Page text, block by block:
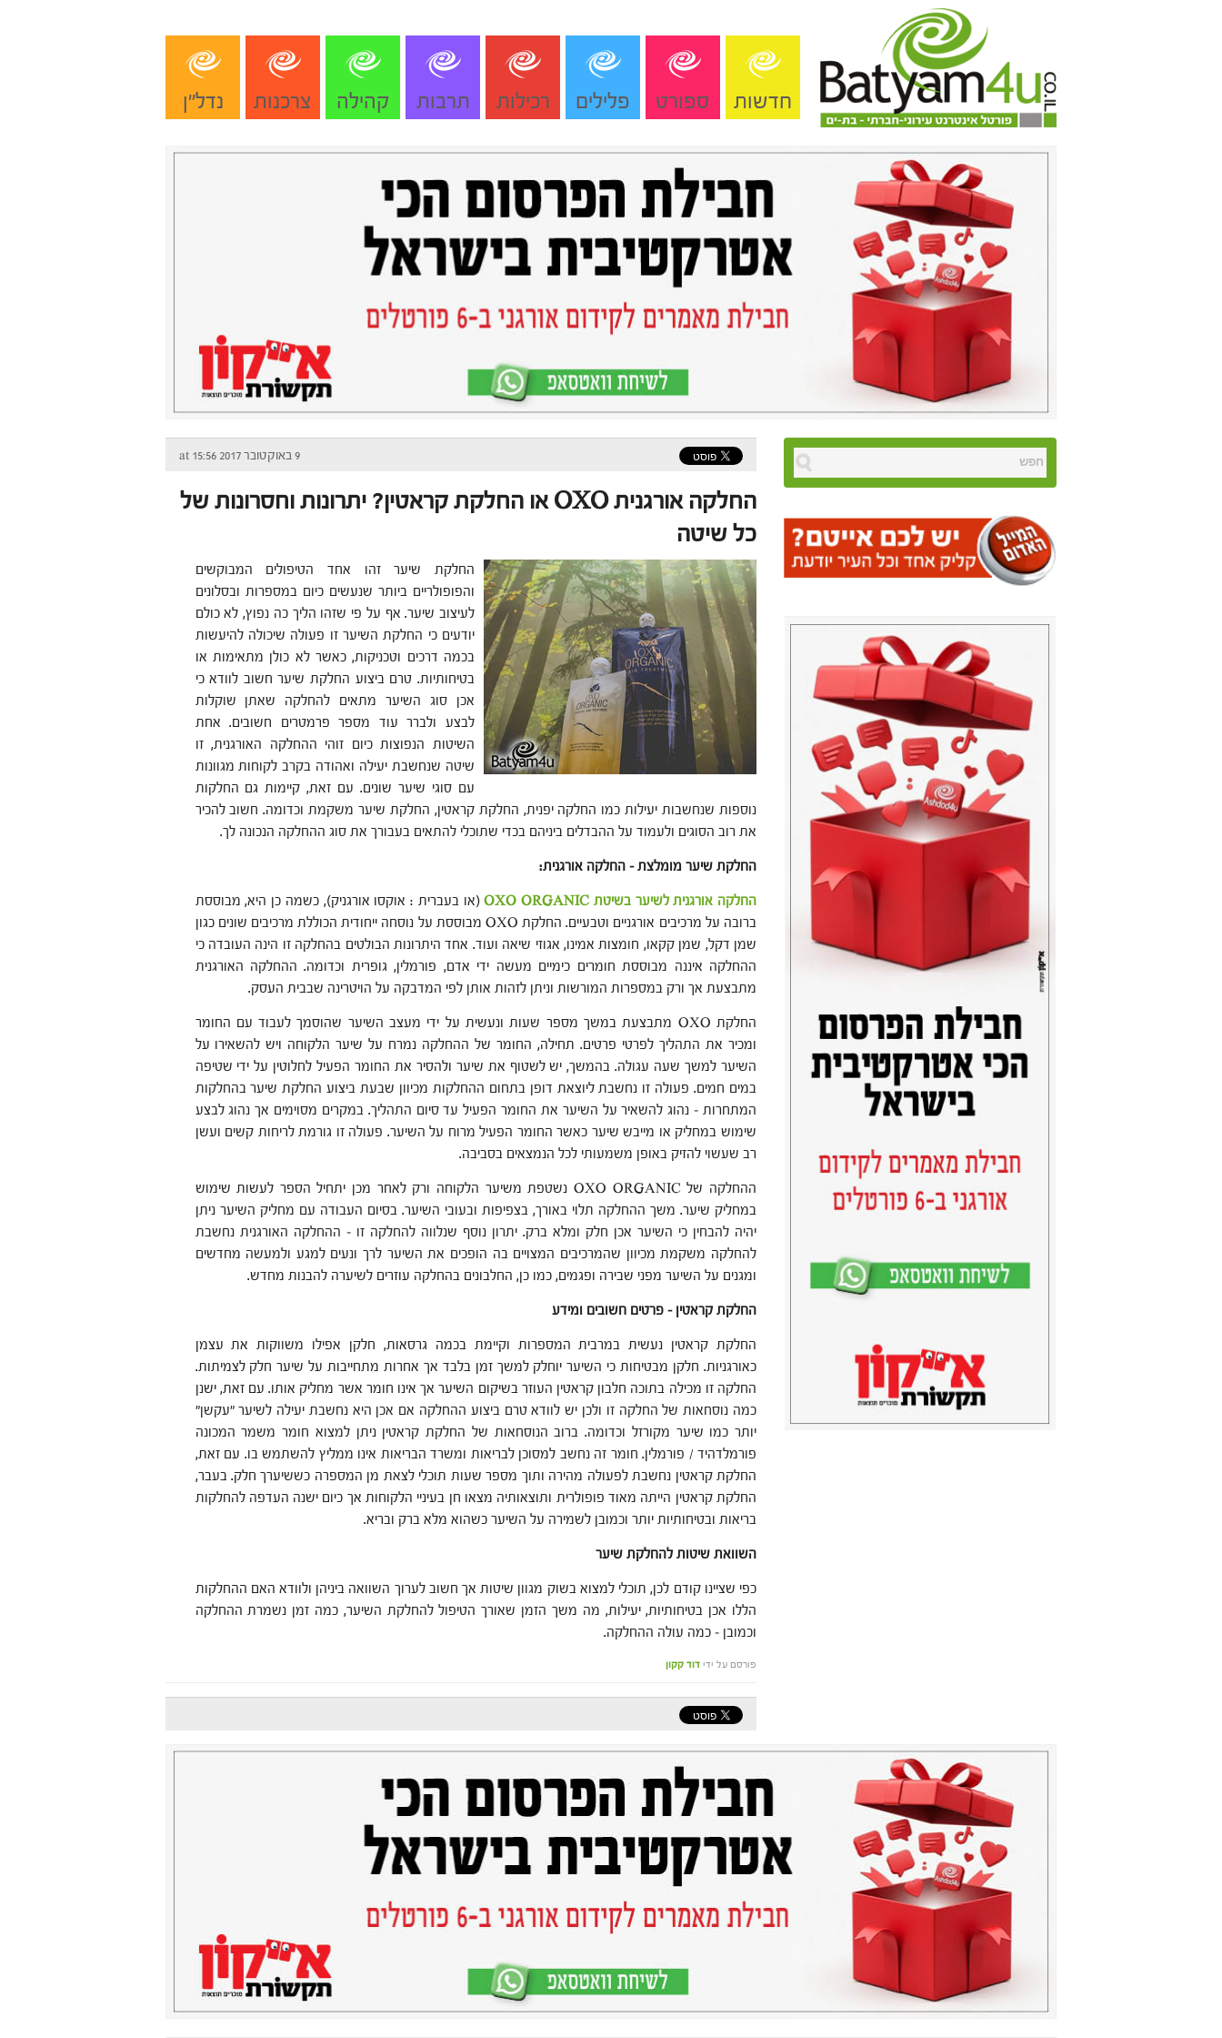
חדשות ספורט פלילים רכילות תרבות קהילה צרכנות נדל"ן
9 באוקטובר 2017 at 15:56
החלקה אורגנית OXO או החלקת קראטין? יתרונות וחסרונות של
כל שיטה
החלקת שיער זהו אחד הטיפולים המבוקשים
והפופולריים ביותר שנעשים כיום במספרות ובסלונים
לעיצוב שיער. אף על פי שזהו הליך כה נפוץ, לא כולם
יודעים כי החלקת השיער זו פעולה שיכולה להיעשות
בכמה דרכים וטכניקות, כאשר לא כולן מתאימות או
בטיחותיות. טרם ביצוע החלקת שיער חשוב לוודא כי
אכן סוג השיער מתאים להחלקה שאתן שוקלות
לבצע ולברר עוד מספר פרמטרים חשובים. אחת
השיטות הנפוצות כיום זוהי ההחלקה האורגנית, זו
שיטה שנחשבת יעילה ואהודה בקרב לקוחות מגוונות
עם סוגי שיער שונים. עם זאת, קיימות גם החלקות
נוספות שנחשבות יעילות כמו החלקה יפנית, החלקת קראטין, החלקת שיער משקמת וכדומה. חשוב להכיר
את רוב הסוגים ולעמוד על ההבדלים ביניהם בכדי שתוכלי להתאים בעבורך את סוג ההחלקה הנכונה לך.
החלקת שיער מומלצת– החלקה אורגנית:
החלקה אורגנית לשיער בשיטת OXO ORGANIC(או בעברית : אוקסו אורגניק), כשמה כן היא, מבוססת
ברובה על מרכיבים אורגניים וטבעיים. החלקת OXO מבוססת על נוסחה ייחודית הכוללת מרכיבים שונים כגון
שמן דקל, שמן קקאו, חומצות אמינו, אגוזי שיאה ועוד. אחד היתרונות הבולטים בהחלקה זו הינה העובדה כי
ההחלקה איננה מבוססת חומרים כימיים מעשה ידי אדם, פורמלין, גופרית וכדומה. ההחלקה האורגנית
מתבצעת אך ורק במספרות המורשות וניתן לזהות אותן לפי המדבקה על הויטרינה שבבית העסק.
החלקת OXO מתבצעת במשך מספר שעות ונעשית על ידי מעצב השיער שהוסמך לעבוד עם החומר
ומכיר את התהליך לפרטי פרטים. תחילה, החומר של ההחלקה נמרח על שיער הלקוחה ויש להשאירו על
השיער למשך שעה עגולה. בהמשך, יש לשטוף את שיער ולהסיר את החומר הפעיל לחלוטין על ידי שטיפה
במים חמים. פעולה זו נחשבת ליוצאת דופן בתחום ההחלקות מכיוון שבעת ביצוע החלקת שיער בהחלקות
המתחרות – נהוג להשאיר על השיער את החומר הפעיל עד סיום התהליך. במקרים מסוימים אך נהוג לבצע
שימוש במחליק או מייבש שיער כאשר החומר הפעיל מרוח על השיער. פעולה זו גורמת לריחות קשים ועשן
רב שעשוי להזיק באופן משמעותי לכל הנמצאים בסביבה.
ההחלקה של OXO ORGANIC נשטפת משיער הלקוחה ורק לאחר מכן יתחיל הספר לעשות שימוש
במחליק שיער. משך ההחלקה תלוי באורך, בצפיפות ובעובי השיער. בסיום העבודה עם מחליק השיער ניתן
יהיה להבחין כי השיער אכן חלק ומלא ברק. יתרון נוסף שנלווה להחלקה זו – ההחלקה האורגנית נחשבת
להחלקה משקמת מכיוון שהמרכיבים המצויים בה הופכים את השיער לרך ונעים למגע ולמעשה מחדשים
ומגנים על השיער מפני שבירה ופגמים, כמו כן, החלבונים בהחלקה עוזרים לשיערה להבנות מחדש.
החלקת קראטין– פרטים חשובים ומידע
החלקת קראטין נעשית במרבית המספרות וקיימת בכמה גרסאות, חלקן אפילו משווקות את עצמן
כאורגניות. חלקן מבטיחות כי השיער יוחלק למשך זמן בלבד אך אחרות מתחייבות על שיער חלק לצמיתות.
החלקה זו מכילה בתוכה חלבון קראטין העוזר בשיקום השיער אך אינו חומר אשר מחליק אותו. עם זאת, ישנן
כמה נוסחאות של החלקה זו ולכן יש לוודא טרם ביצוע ההחלקה אם אכן היא נחשבת יעילה לשיער "עקשן"
יותר כמו שיער מקורזל וכדומה. ברוב הנוסחאות של החלקת קראטין ניתן למצוא חומר משמר המכונה
פורמלדהיד / פורמלין. חומר זה נחשב למסוכן לבריאות ומשרד הבריאות אינו ממליץ להשתמש בו. עם זאת,
החלקת קראטין נחשבת לפעולה מהירה ותוך מספר שעות תוכלי לצאת מן המספרה כששיערך חלק. בעבר,
החלקת קראטין הייתה מאוד פופולרית ותוצאותיה מצאו חן בעיניי הלקוחות אך כיום ישנה העדפה להחלקות
בריאות ובטיחותיות יותר וכמובן לשמירה על השיער כשהוא מלא ברק ובריא.
השוואת שיטות להחלקת שיער
כפי שציינו קודם לכן, תוכלי למצוא בשוק מגוון שיטות אך חשוב לערוך השוואה ביניהן ולוודא האם ההחלקות
הללו אכן בטיחותיות, יעילות, מה משך הזמן שאורך הטיפול להחלקת השיער, כמה זמן נשמרת ההחלקה
וכמובן – כמה עולה ההחלקה.
פורסם על ידי דוד קקון